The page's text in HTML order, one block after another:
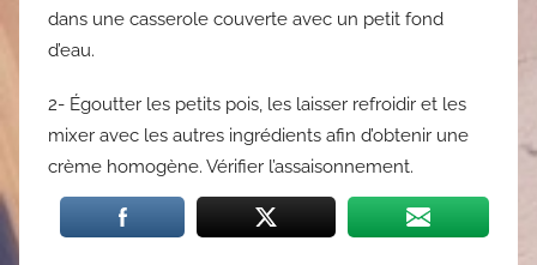
dans une casserole couverte avec un petit fond
d’eau.
2- Égoutter les petits pois, les laisser refroidir et les
mixer avec les autres ingrédients afin d’obtenir une
crème homogène. Vérifier l’assaisonnement.